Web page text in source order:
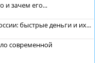
и зачем его...
быстрые деньги и их...
современной